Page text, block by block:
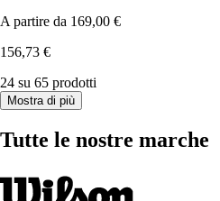
A partire da 169,00 €
156,73 €
24 su 65 prodotti
Mostra di più
Tutte le nostre marche